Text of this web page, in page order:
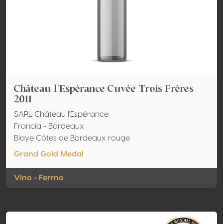
Château l'Espérance Cuvée Trois Frères
2011
SARL Château l'Espérance
Francia - Bordeaux
Blaye Côtes de Bordeaux rouge
Grand Gold Medal
Vino - Fermo